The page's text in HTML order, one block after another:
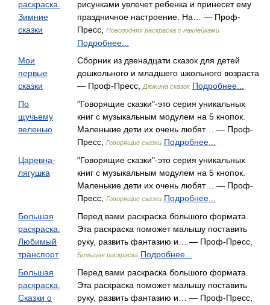
раскраска.
Зимние
сказки
рисунками увлечет ребенка и принесет ему
праздничное настроение. На… — Проф-
Пресс,
Новогодняя раскраска с наклейками
Подробнее...
Мои
первые
сказки
Сборник из двенадцати сказок для детей
дошкольного и младшего школьного возраста
— Проф-Пресс,
Дюжина сказок Подробнее...
По
щучьему
веленью
"Говорящие сказки"-это серия уникальных
книг с музыкальным модулем на 5 кнопок.
Маленькие дети их очень любят… — Проф-
Пресс,
Говорящие сказки Подробнее...
Царевна-
лягушка
"Говорящие сказки"-это серия уникальных
книг с музыкальным модулем на 5 кнопок.
Маленькие дети их очень любят… — Проф-
Пресс,
Говорящие сказки Подробнее...
Большая
раскраска.
Любимый
транспорт
Перед вами раскраска большого формата.
Эта раскраска поможет малышу поставить
руку, развить фантазию и… — Проф-Пресс,
Большая раскраска Подробнее...
Большая
раскраска.
Сказки о
Перед вами раскраска большого формата.
Эта раскраска поможет малышу поставить
руку, развить фантазию и… — Проф-Пресс,